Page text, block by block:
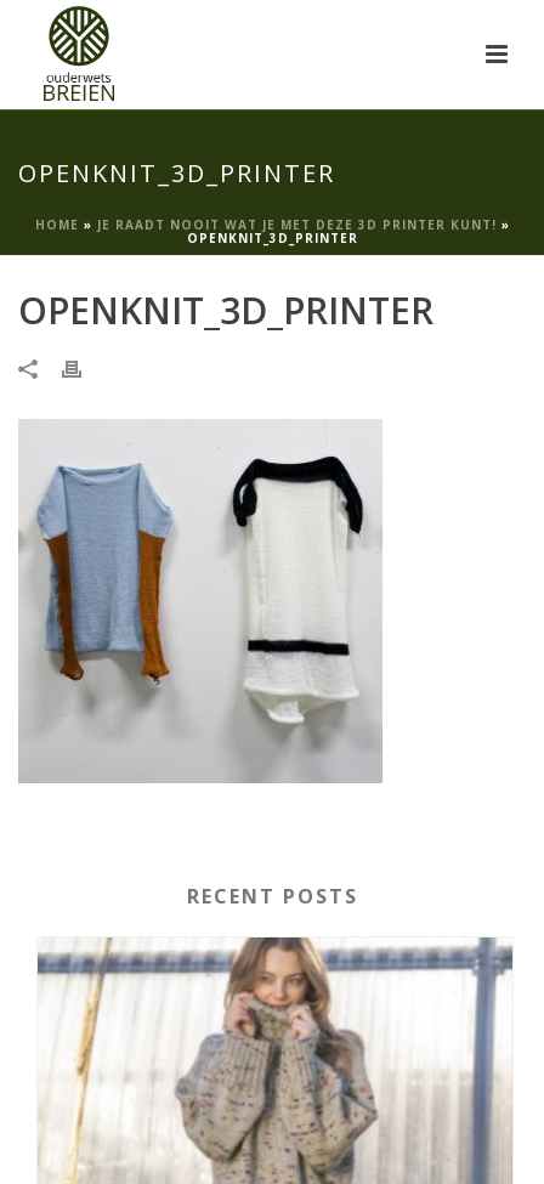
OPENKNIT_3D_PRINTER
HOME » JE RAADT NOOIT WAT JE MET DEZE 3D PRINTER KUNT! »
OPENKNIT_3D_PRINTER
OPENKNIT_3D_PRINTER
RECENT POSTS